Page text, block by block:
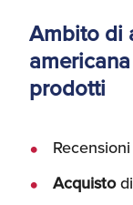
Ambito di
prodotti
Recensioni
Acquistodi